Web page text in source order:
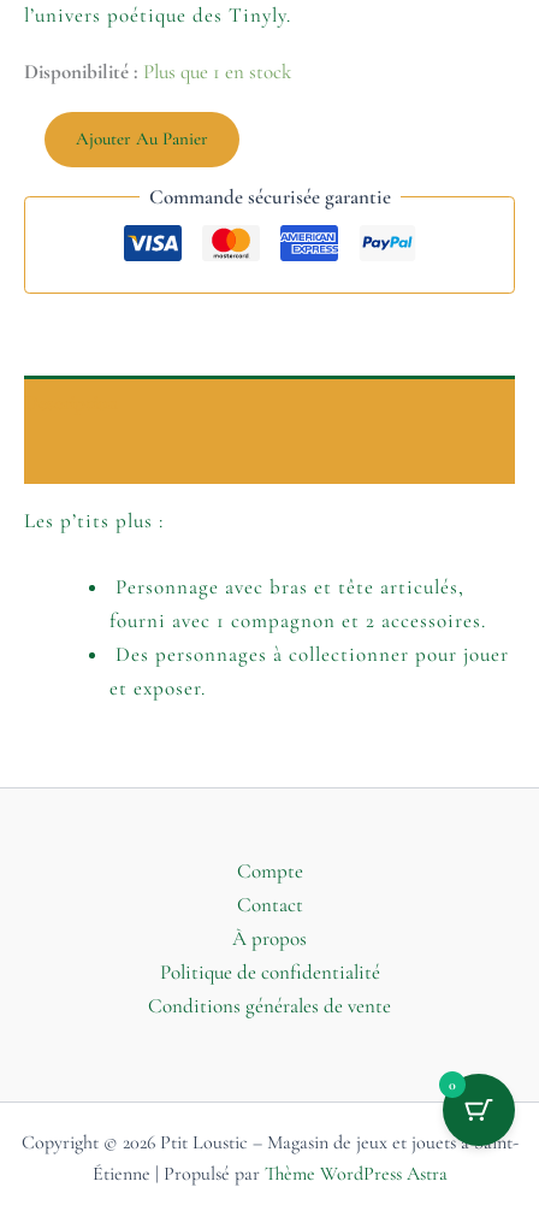
l’univers poétique des Tinyly.
Disponibilité : Plus que 1 en stock
Ajouter Au Panier
Commande sécurisée garantie
Les p’tits plus :
Personnage avec bras et tête articulés,
fourni avec 1 compagnon et 2 accessoires.
Des personnages à collectionner pour jouer
et exposer.
Compte
Contact
À propos
Politique de confidentialité
Conditions générales de vente
Copyright © 2026 Ptit Loustic – Magasin de jeux et jouets à Saint-
Étienne | Propulsé par Thème WordPress Astra
0